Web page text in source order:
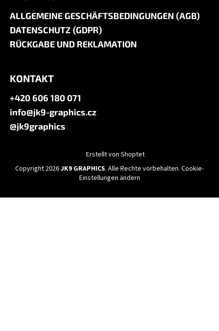
ALLGEMEINE GESCHÄFTSBEDINGUNGEN (AGB)
DATENSCHUTZ (GDPR)
RÜCKGABE UND REKLAMATION
KONTAKT
+420 606 180 071
info@jk9-graphics.cz
@jk9graphics
Erstellt von Shoptet
Copyright 2026JK9 GRAPHICS. Alle Rechte vorbehalten. Cookie-
Einstellungen ändern